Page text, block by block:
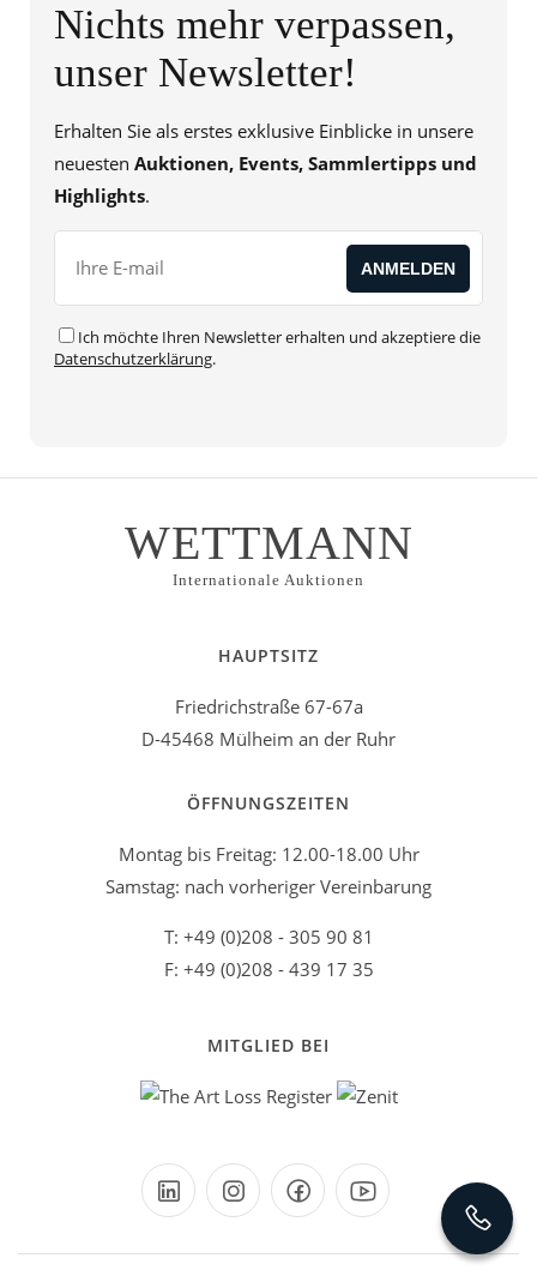
Nichts mehr verpassen,
unser Newsletter!
Erhalten Sie als erstes exklusive Einblicke in unsere
neuesten Auktionen, Events, Sammlertipps und
Highlights.
Ich möchte Ihren Newsletter erhalten und akzeptiere die
Datenschutzerklärung.
WETTMANN
Internationale Auktionen
HAUPTSITZ
Friedrichstraße 67-67a
D-45468 Mülheim an der Ruhr
ÖFFNUNGSZEITEN
Montag bis Freitag: 12.00-18.00 Uhr
Samstag: nach vorheriger Vereinbarung
T: +49 (0)208 - 305 90 81
F: +49 (0)208 - 439 17 35
MITGLIED BEI